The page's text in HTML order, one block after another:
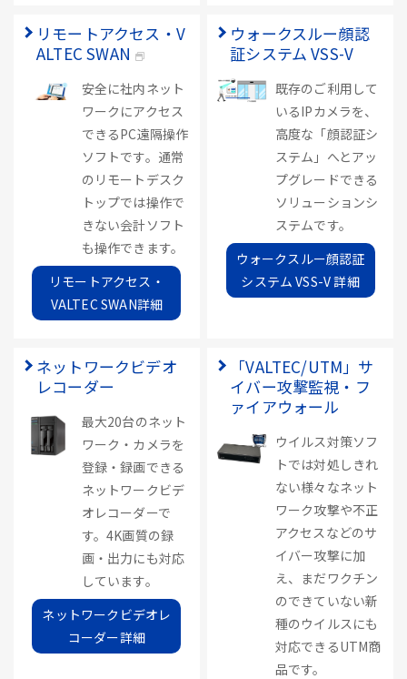
リモートアクセス・V
ALTEC SWAN
安全に社内ネット
ワークにアクセス
できるPC遠隔操作
ソフトです。通常
のリモートデスク
トップでは操作で
きない会計ソフト
も操作できます。
リモートアクセス・
VALTEC SWAN詳細
ウォークスルー顔認
証システム VSS-V
既存のご利用して
いるIPカメラを、
高度な「顔認証シ
ステム」へとアッ
プグレードできる
ソリューションシ
ステムです。
ウォークスルー顔認証
システム VSS-V 詳細
ネットワークビデオ
レコーダー
最大20台のネット
ワーク・カメラを
登録・録画できる
ネットワークビデ
オレコーダーで
す。4K画質の録
画・出力にも対応
しています。
ネットワークビデオレ
コーダー詳細
「VALTEC/UTM」サ
イバー攻撃監視・フ
ァイアウォール
ウイルス対策ソフ
トでは対処しきれ
ない様々なネット
ワーク攻撃や不正
アクセスなどのサ
イバー攻撃に加
え、まだワクチン
のできていない新
種のウイルスにも
対応できるUTM商
品です。